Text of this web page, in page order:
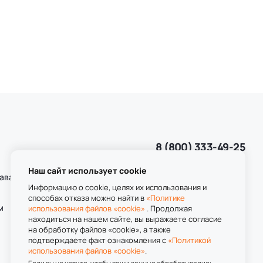
8 (800) 333-49-25
Наш сайт использует cookie
Информацию о cookie, целях их использования и
способах отказа можно найти в «Политике
использования файлов «cookie» . Продолжая
находиться на нашем сайте, вы выражаете согласие
на обработку файлов «cookie», а также
подтверждаете факт ознакомления с «Политикой
использования файлов «cookie».